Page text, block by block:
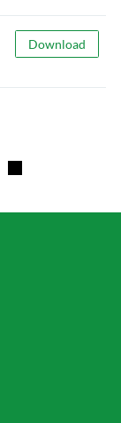
Budget
Download